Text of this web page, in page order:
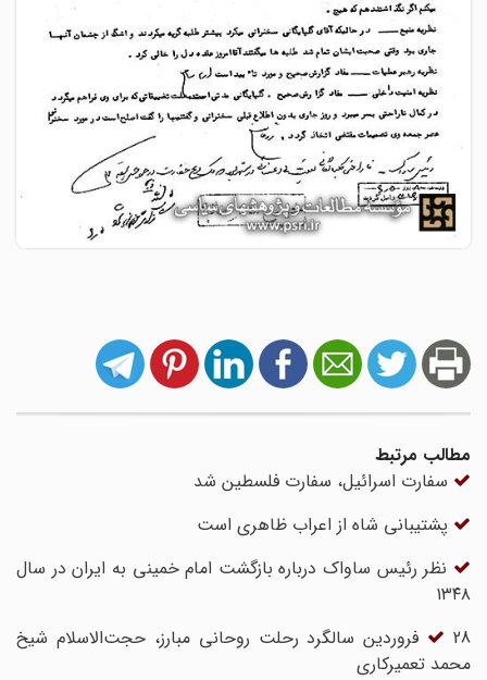
مطالب مرتبط
سفارت اسرائیل، سفارت فلسطین شد
پشتیبانی شاه از اعراب ظاهری است
نظر رئیس ساواک درباره بازگشت امام خمینی به ایران در سال
۱۳۴۸
28 فروردین سالگرد رحلت روحانی مبارز، حجت‌الاسلام شیخ
محمد تعمیرکاری